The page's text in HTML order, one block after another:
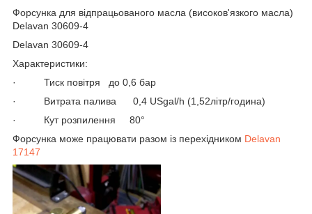
Форсунка для відпрацьованого масла (високов'язкого масла)
Delavan 30609-4
Delavan 30609-4
Характеристики:
· Тиск повітря до 0,6 бар
· Витрата палива 0,4 USgal/h (1,52літр/година)
· Кут розпилення 80°
Форсунка може працювати разом із перехідником Delavan
17147